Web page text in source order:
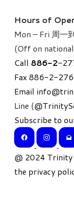
Hours of
Mon – Fri 周一
(Off on
Call 886-2-
Fax 886-2-
Email
Line (
Subscribe to
​@ 2024 Trinity
the privacy